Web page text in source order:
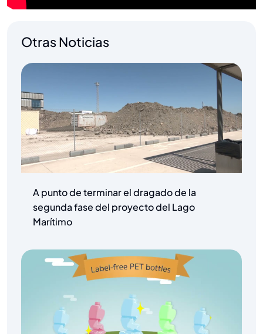
Otras Noticias
A punto de terminar el dragado de la
segunda fase del proyecto del Lago
Marítimo